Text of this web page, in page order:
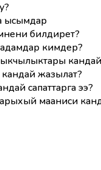
ысымдар
билдирет?
кимдер?
жазылат?
сапаттарга ээ?
мааниси